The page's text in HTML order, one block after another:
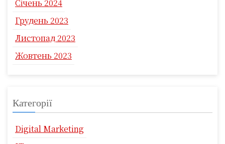
Січень 2024
Грудень 2023
Листопад 2023
Жовтень 2023
Категорії
Digital Marketing